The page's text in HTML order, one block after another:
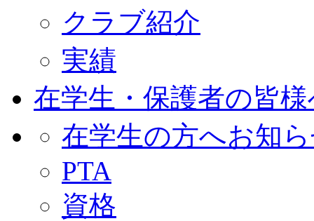
クラブ紹介
実績
在学生・保護者の皆
在学生の方へお知
PTA
資格